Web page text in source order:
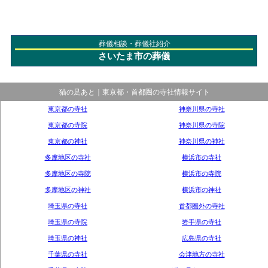
葬儀相談・葬儀社紹介
さいたま市の葬儀
猫の足あと｜東京都・首都圏の寺社情報サイト
東京都の寺社
東京都の寺院
東京都の神社
多摩地区の寺社
多摩地区の寺院
多摩地区の神社
神奈川県の寺社
神奈川県の寺院
神奈川県の神社
横浜市の寺社
横浜市の寺院
横浜市の神社
埼玉県の寺社
埼玉県の寺院
埼玉県の神社
千葉県の寺社
首都圏外の寺社
岩手県の寺社
広島県の寺社
会津地方の寺社